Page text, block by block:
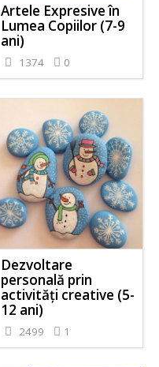
Artele Expresive în
Lumea Copiilor (7-9
ani)
1374 0
Dezvoltare
personală prin
activităţi creative (5-
12 ani)
2499 1